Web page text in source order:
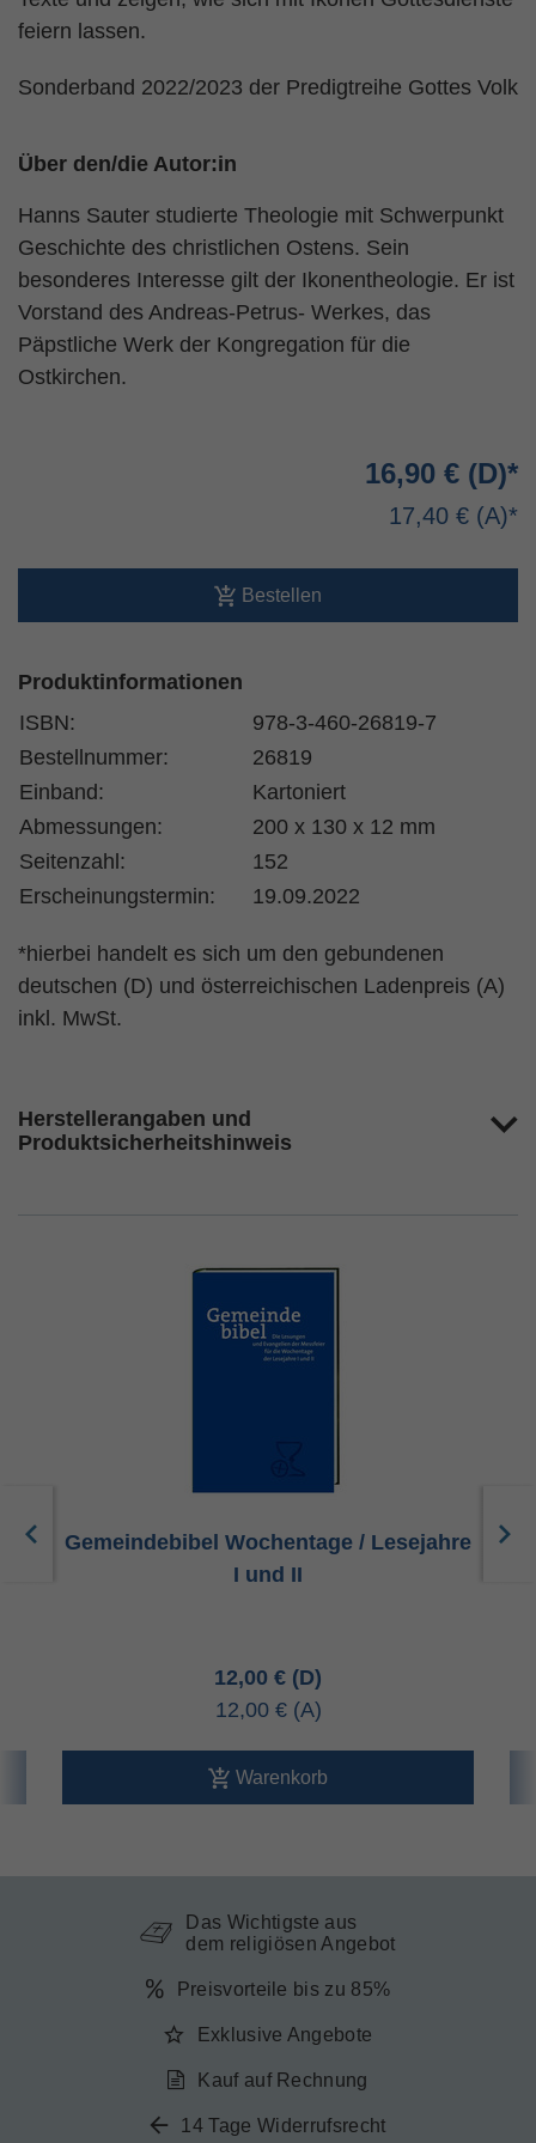
feiern lassen.
Sonderband 2022/2023 der Predigtreihe Gottes Volk
Über den/die Autor:in
Hanns Sauter studierte Theologie mit Schwerpunkt
Geschichte des christlichen Ostens. Sein
besonderes Interesse gilt der Ikonentheologie. Er ist
Vorstand des Andreas-Petrus- Werkes, das
Päpstliche Werk der Kongregation für die
Ostkirchen.
16,90 €
17,40 €
Bestellen
Produktinformationen
ISBN:
978-3-460-26819-7
Bestellnummer:
26819
Einband:
Kartoniert
Abmessungen:
200 x 130 x 12 mm
Seitenzahl:
152
Erscheinungstermin:
19.09.2022
*hierbei handelt es sich um den gebundenen
deutschen (D) und österreichischen Ladenpreis (A)
inkl. MwSt.
Herstellerangaben und
Produktsicherheitshinweis
Gemeindebibel Wochentage / Lesejahre
I und II
12,00 €
12,00 €
Warenkorb
Das Wichtigste aus
dem religiösen Angebot
Preisvorteile bis zu 85%
Exklusive Angebote
Kauf auf Rechnung
14 Tage Widerrufsrecht